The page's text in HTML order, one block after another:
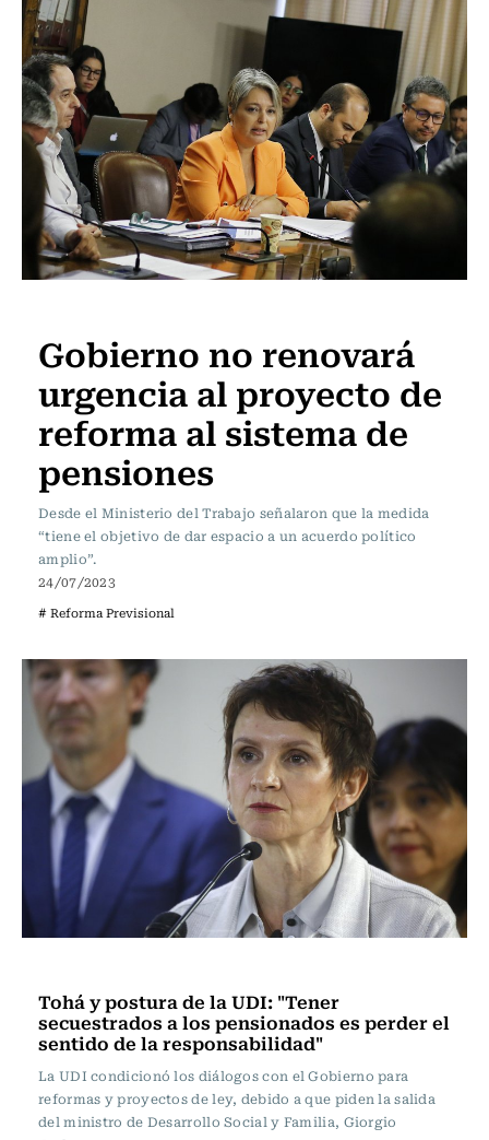
Gobierno no renovará
urgencia al proyecto de
reforma al sistema de
pensiones
Desde el Ministerio del Trabajo señalaron que la medida
“tiene el objetivo de dar espacio a un acuerdo político
amplio”.
24/07/2023
# Reforma Previsional
Tohá y postura de la UDI: "Tener
secuestrados a los pensionados es perder el
sentido de la responsabilidad"
La UDI condicionó los diálogos con el Gobierno para
reformas y proyectos de ley, debido a que piden la salida
del ministro de Desarrollo Social y Familia, Giorgio